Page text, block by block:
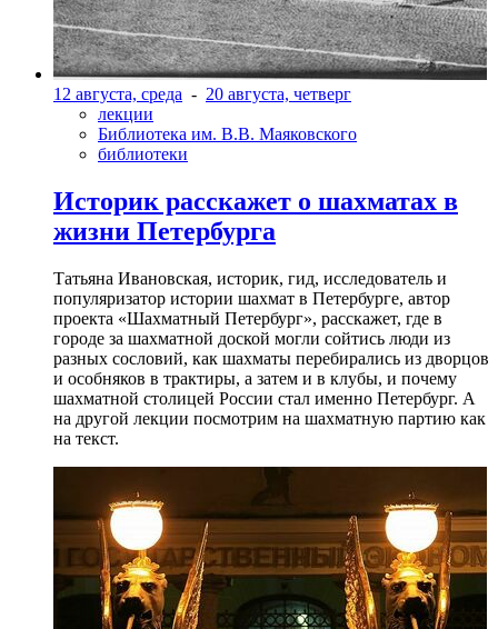
12 августа, среда - 20 августа, четверг
лекции
Библиотека им. В.В. Маяковского
библиотеки
Историк расскажет о шахматах в
жизни Петербурга
Татьяна Ивановская, историк, гид, исследователь и
популяризатор истории шахмат в Петербурге, автор
проекта «Шахматный Петербург», расскажет, где в
городе за шахматной доской могли сойтись люди из
разных сословий, как шахматы перебирались из дворцов
и особняков в трактиры, а затем и в клубы, и почему
шахматной столицей России стал именно Петербург. А
на другой лекции посмотрим на шахматную партию как
на текст.